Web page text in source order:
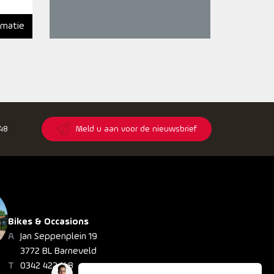
Meld u aan voor de nieuwsbrief
Bikes & Occasions
Jan Seppenplein 19
3772 BL Barneveld
0342 422 148